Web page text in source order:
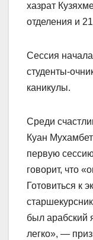
хазрат
отделения и
Сессия
студенты-
каникулы.
Среди
Куан
первую
говорит, что
Готовиться к
был арабский
легко», —